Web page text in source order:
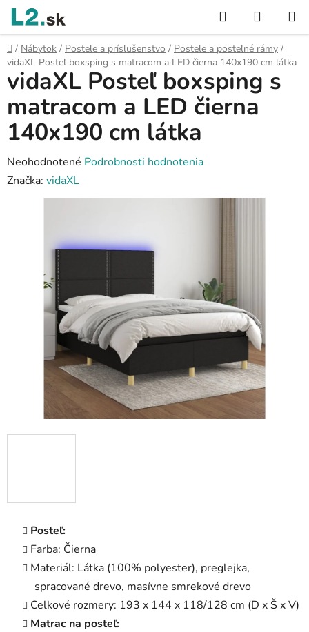
Prejsť
obsah
Hľadať
KOŠÍK
Domov
/ Nábytok / Postele a príslušenstvo / Postele a posteľné rámy /
vidaXL Posteľ boxsping s matracom a LED čierna 140x190 cm látka
Posteľ:
Farba: Čierna
Materiál: Látka (100% polyester), preglejka,
spracované drevo, masívne smrekové drevo
Celkové rozmery: 193 x 144 x 118/128 cm (D x Š x V)
Matrac na posteľ:
vidaXL Posteľ boxsping s
matracom a LED čierna
140x190 cm látka
Priemerné
hodnotenie
produktu
hviezdičiek.
Neohodnotené Podrobnosti hodnotenia
Značka: vidaXL